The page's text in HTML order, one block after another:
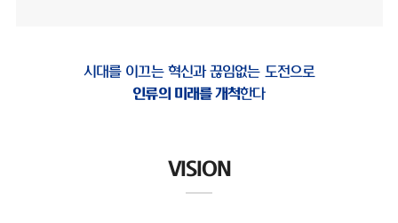
시대를 이끄는 혁신과 끊임없는 도전으로
인류의 미래를 개척한다
VISION